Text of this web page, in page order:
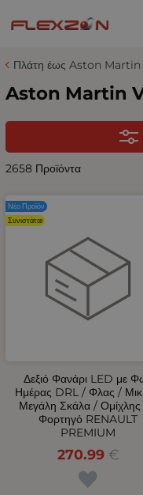
Πλάτη έως Aston
Aston Martin
2658 Προϊόντα
Δεξιό Φανάρι LED με
Ημέρας DRL / Φλας /
Μεγάλη Σκάλα / Ομίχλης
Φορτηγό RENAULT
PREMIUM
270.99 €
Νέο Προϊόν
Συνιστάται